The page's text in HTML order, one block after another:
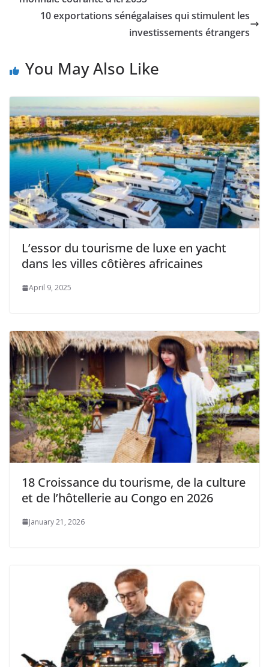
10 exportations sénégalaises qui stimulent les
investissements étrangers
You May Also Like
L’essor du tourisme de luxe en yacht
dans les villes côtières africaines
April 9, 2025
18 Croissance du tourisme, de la culture
et de l’hôtellerie au Congo en 2026
January 21, 2026